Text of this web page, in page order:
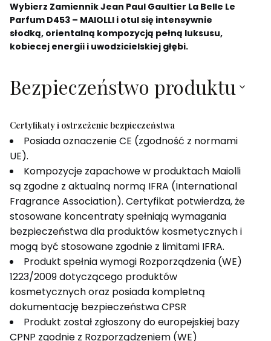
Wybierz Zamiennik Jean Paul Gaultier La Belle Le
Parfum D453 – MAIOLLI i otul się intensywnie
słodką, orientalną kompozycją pełną luksusu,
kobiecej energii i uwodzicielskiej głębi.
Bezpieczeństwo produktu
Certyfikaty i ostrzeżenie bezpieczeństwa
Posiada oznaczenie CE (zgodność z normami
UE).
Kompozycje zapachowe w produktach Maiolli
są zgodne z aktualną normą IFRA (International
Fragrance Association). Certyfikat potwierdza, że
stosowane koncentraty spełniają wymagania
bezpieczeństwa dla produktów kosmetycznych i
mogą być stosowane zgodnie z limitami IFRA.
Produkt spełnia wymogi Rozporządzenia (WE)
1223/2009 dotyczącego produktów
kosmetycznych oraz posiada kompletną
dokumentację bezpieczeństwa CPSR
Produkt został zgłoszony do europejskiej bazy
CPNP zgodnie z Rozporządzeniem (WE)